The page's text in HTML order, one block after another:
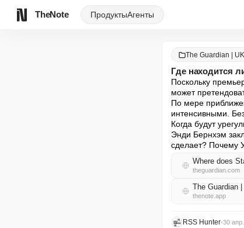
TheNote ПродуктыАгенты
The Guardian |
Где находится
Поскольку
может
По мере
интенсивными.
Когда будут
Энди Бернхэм
сделает? Почему
Where does
theguardian.com
The Guardian
thenote.app
RSS Hunter•30 апр.